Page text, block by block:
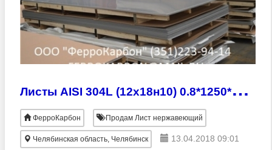
Л
исты AISI 304L (12х18н10) 0.8*1250*2500
ФерроКарбон Продам Лист нержавеющий
Челябинская область, Челябинск
13.04.2018 09:01